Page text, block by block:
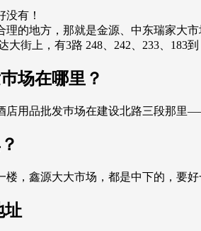
有！
的地方，那就是金源、中东瑞家大市
街上，有3路 248、242、233、183到
场在哪里？
店用品批发巿场在建设北路三段那里
，鑫源大大市场，都是中下的，要
址